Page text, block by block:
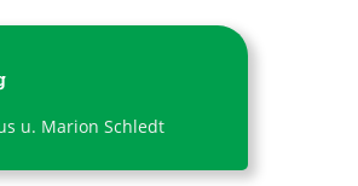
u. Marion Schledt